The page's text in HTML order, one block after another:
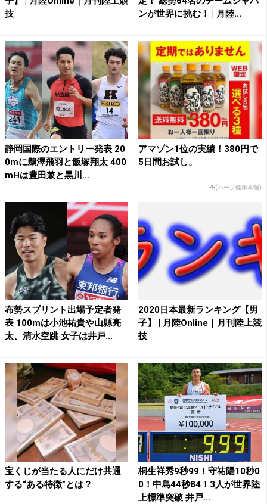
技
ンが世界に挑む！ | 月陸...
静岡国際のエントリー発表 20
0mに鵜澤飛羽と飯塚翔太 400
mHは豊田兼と黒川...
アマゾン1位の実績！380円で
5日間お試し。
PR(ハーブ健康本舗)
布勢スプリント出場予定者発
表 100mは小池祐貴や山縣亮
太、清水空跳 女子は井戸...
2020日本最新ランキング【男
子】 | 月陸Online｜月刊陸上競
技
宝くじが当たる人にだけ共通
する“ある特徴”とは？
桐生祥秀9秒99！守祐陽10秒0
0！中島44秒84！3人が世界陸
上標準突破 井戸...